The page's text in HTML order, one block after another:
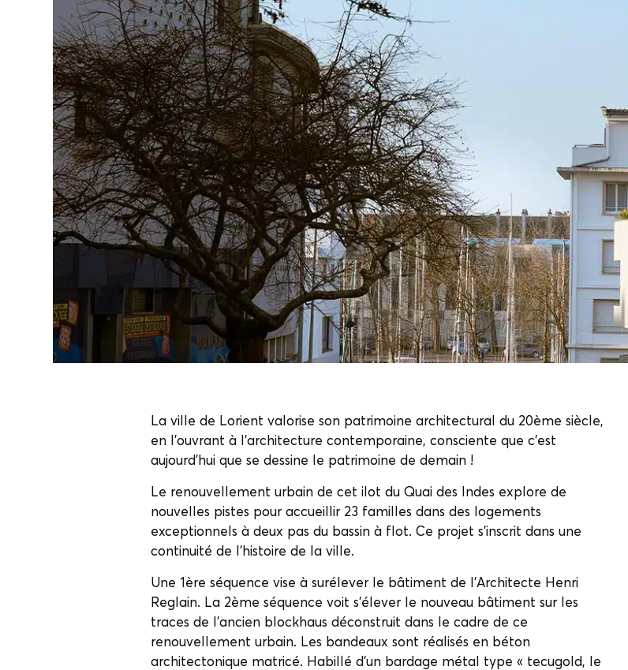
La ville de Lorient valorise son patrimoine architectural du 20ème siècle,
en l’ouvrant à l’architecture contemporaine, consciente que c’est
aujourd’hui que se dessine le patrimoine de demain !
Le renouvellement urbain de cet ilot du Quai des Indes explore de
nouvelles pistes pour accueillir 23 familles dans des logements
exceptionnels à deux pas du bassin à flot. Ce projet s’inscrit dans une
continuité de l’histoire de la ville.
Une 1ère séquence vise à surélever le bâtiment de l’Architecte Henri
Reglain. La 2ème séquence voit s’élever le nouveau bâtiment sur les
traces de l’ancien blockhaus déconstruit dans le cadre de ce
renouvellement urbain. Les bandeaux sont réalisés en béton
architectonique matricé. Habillé d’un bardage métal type « tecugold, le